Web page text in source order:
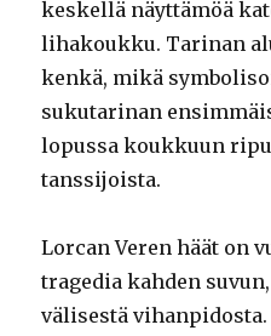
keskellä näyttämöä
lihakoukku. Tarinan
kenkä, mikä
sukutarinan
lopussa koukkuun
tanssijoista.
Lorcan Veren häät on
tragedia kahden
välisestä vihanpidosta.